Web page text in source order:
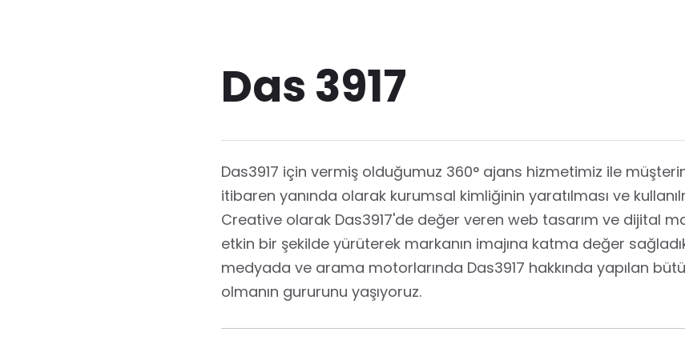
Das 3917
Das3917 için vermiş olduğumuz 360° ajans hizmetimiz ile
itibaren yanında olarak kurumsal kimliğinin yaratılması ve
Creative olarak Das3917'de değer veren web tasarım ve dijital
etkin bir şekilde yürüterek markanın imajına katma değer
medyada ve arama motorlarında Das3917 hakkında yapılan
olmanın gururunu yaşıyoruz.